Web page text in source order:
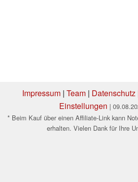
Impressum| Team| Datenschutz
Einstellungen |
* Beim Kauf über einen Affiliate-Link kann
erhalten. Vielen Dank für Ihre